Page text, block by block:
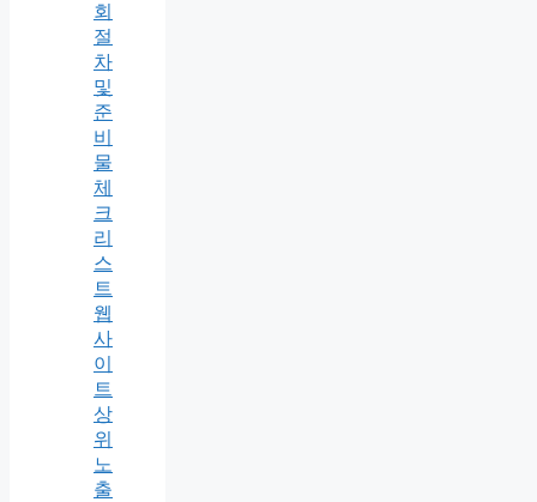
회
절
차
및
준
비
물
체
크
리
스
트
웹
사
이
트
상
위
노
출